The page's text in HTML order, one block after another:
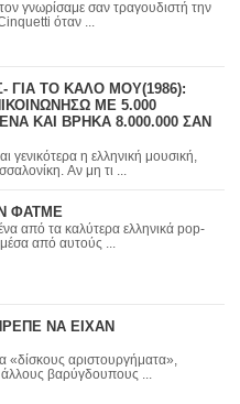
όταν ...
ΓΙΑ ΤΟ ΚΑΛΟ ΜΟΥ(1986):
ΜΕ 5.000
ΣΑΝ
γενικότερα η ελληνική μουσική,
Αν μη τι ...
ΦΑΤΜΕ
από τα καλύτερα ελληνικά pop-
από αυτούς ...
ΝΑ ΕΙΧΑΝ
«δίσκους αριστουργήματα»,
άλλους βαρύγδουπους ...